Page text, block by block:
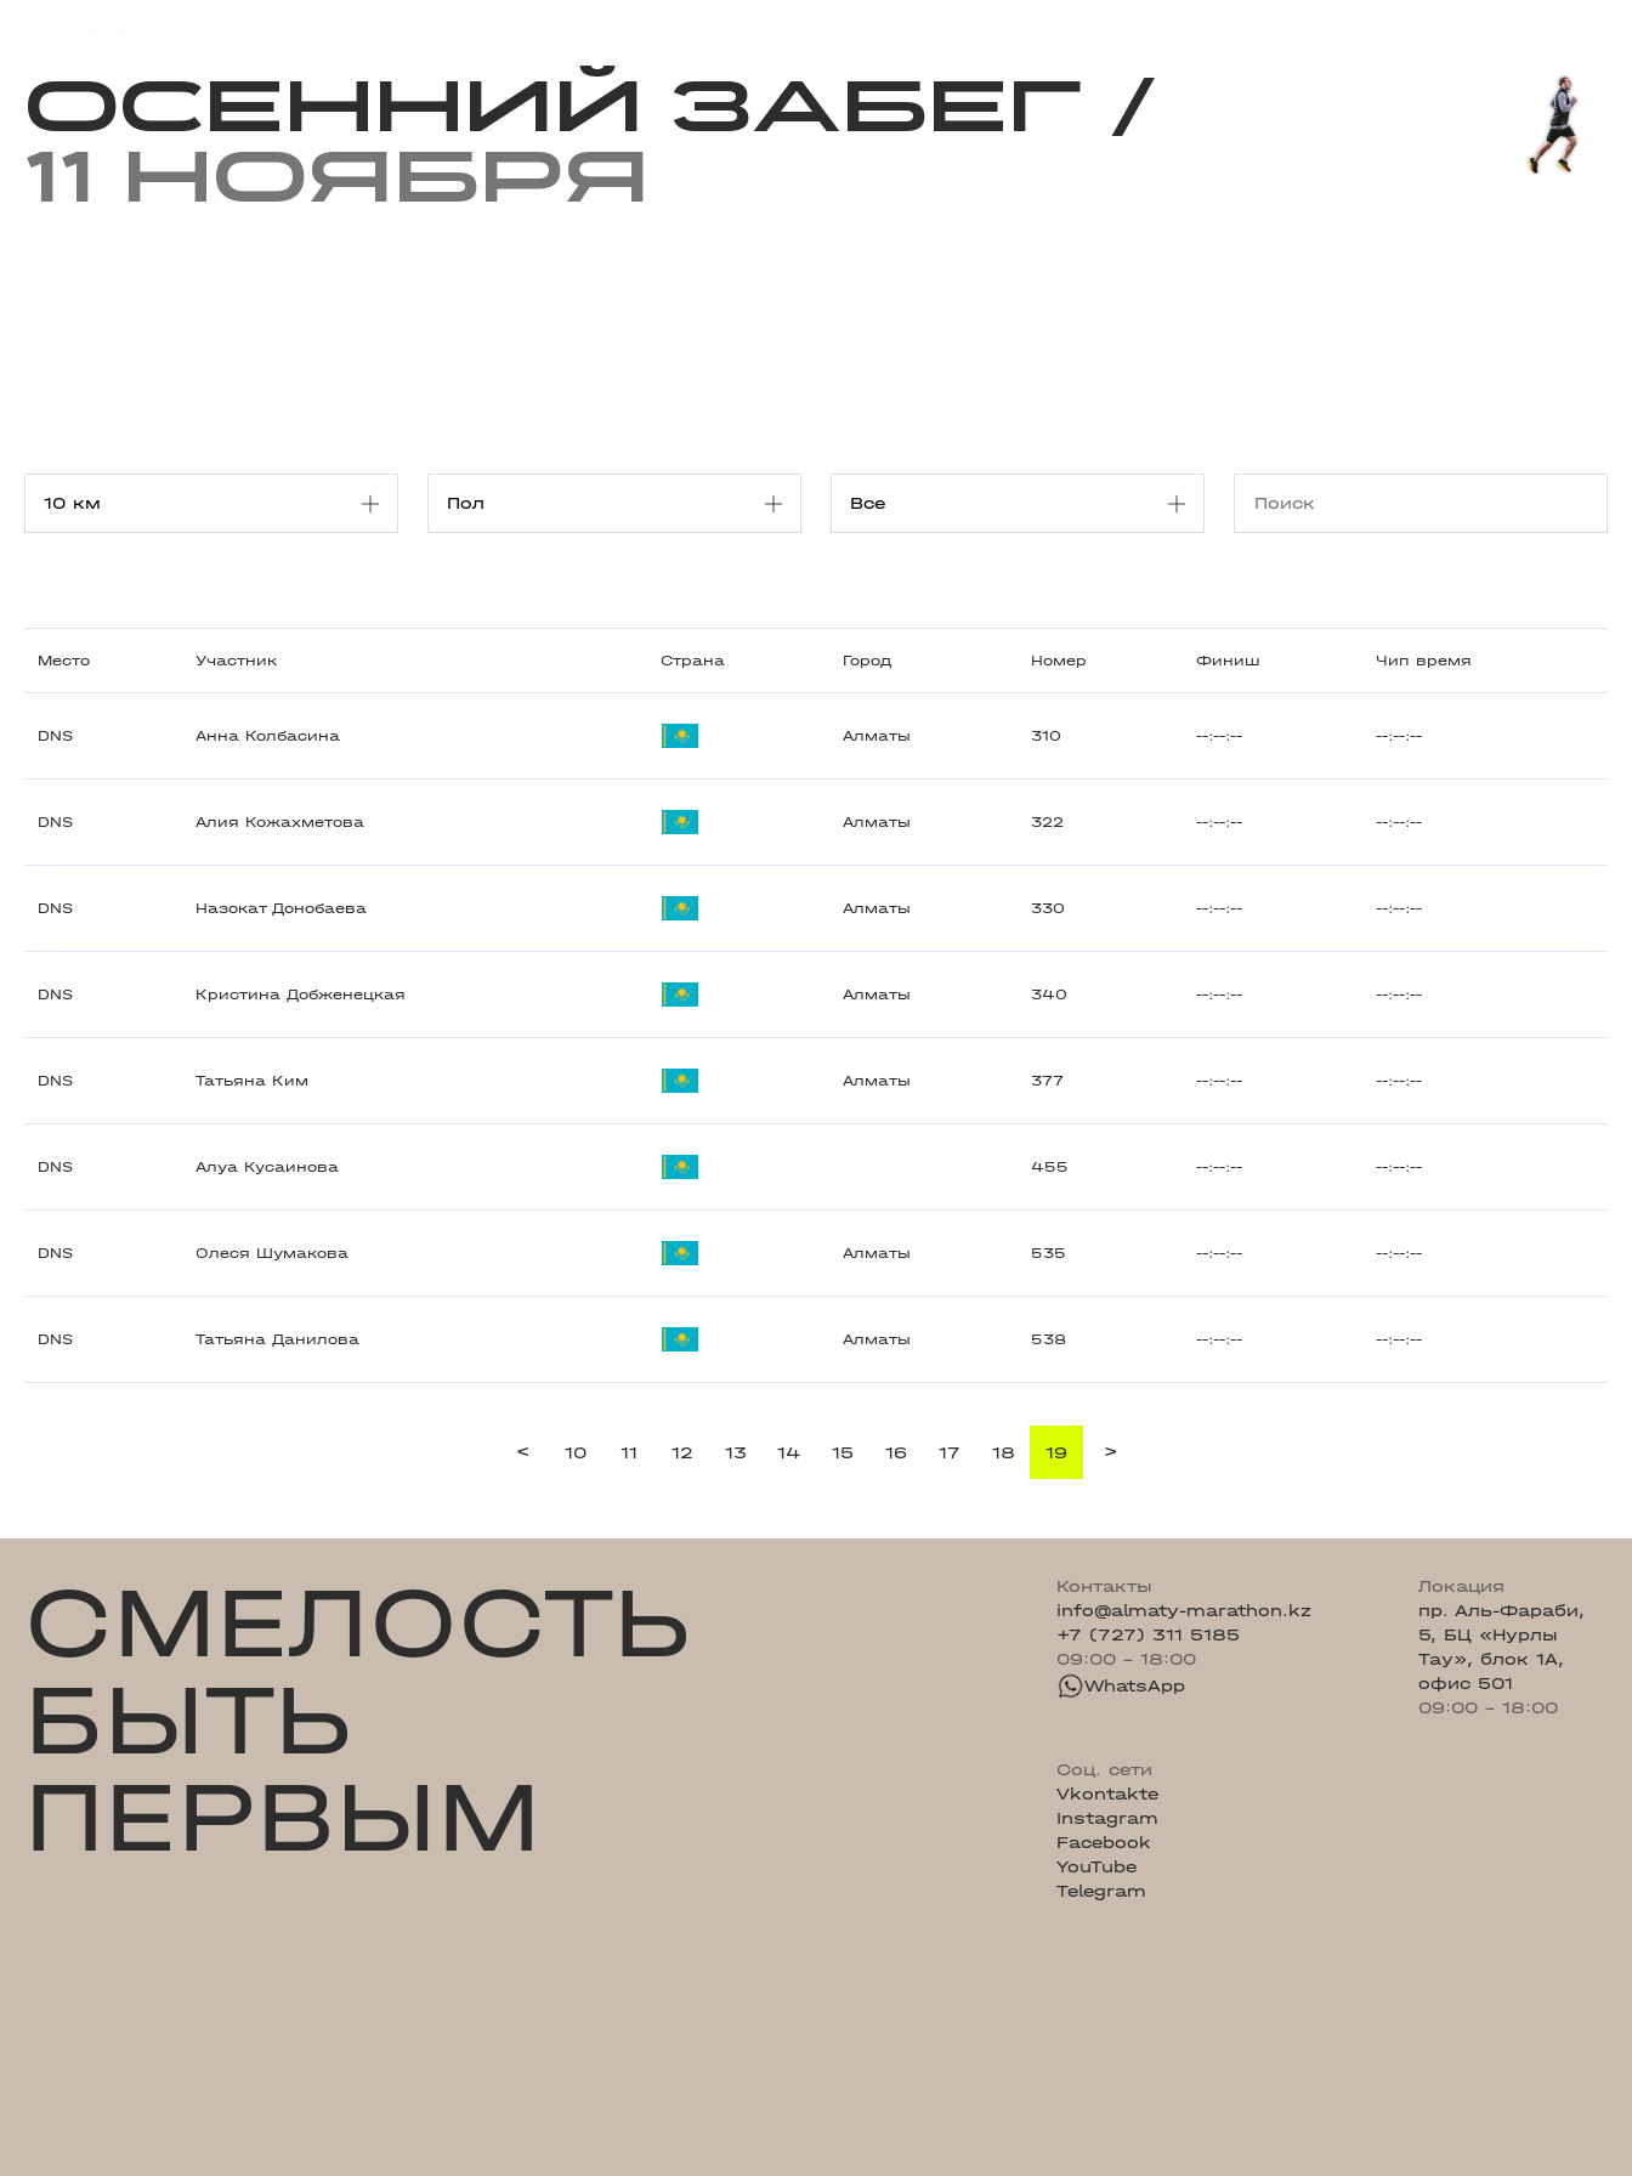
Осенний забег /
11 ноября
Место Участник Страна Город Номер Финиш Чип время
DNS Анна Колбасина Алматы 310 --:--:-- --:--:--
DNS Алия Кожахметова Алматы 322 --:--:-- --:--:--
DNS Назокат Донобаева Алматы 330 --:--:-- --:--:--
DNS Кристина Добженецкая Алматы 340 --:--:-- --:--:--
DNS Татьяна Ким Алматы 377 --:--:-- --:--:--
DNS Алуа Кусаинова 455 --:--:-- --:--:--
DNS Олеся Шумакова Алматы 535 --:--:-- --:--:--
DNS Татьяна Данилова Алматы 538 --:--:-- --:--:--
< 10 11 12 13 14 15 16 17 18 19 >
СМЕЛОСТЬ
БЫТЬ
ПЕРВЫМ
Контакты
info@almaty-marathon.kz
+7 (727) 311 5185
09:00 - 18:00
WhatsApp
Локация
пр. Аль-Фараби,
5, БЦ «Нурлы
Тау», блок 1А,
офис 501
09:00 - 18:00
Соц. сети
Vkontakte
Instagram
Facebook
YouTube
Telegram